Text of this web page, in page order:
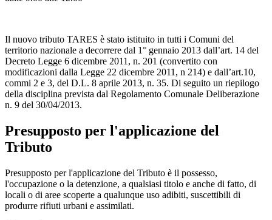
Il nuovo tributo TARES è stato istituito in tutti i Comuni del
territorio nazionale a decorrere dal 1° gennaio 2013 dall’art. 14 del
Decreto Legge 6 dicembre 2011, n. 201 (convertito con
modificazioni dalla Legge 22 dicembre 2011, n 214) e dall’art.10,
commi 2 e 3, del D.L. 8 aprile 2013, n. 35. Di seguito un riepilogo
della disciplina prevista dal Regolamento Comunale Deliberazione
n. 9 del 30/04/2013.
Presupposto per l'applicazione del
Tributo
Presupposto per l'applicazione del Tributo è il possesso,
l'occupazione o la detenzione, a qualsiasi titolo e anche di fatto, di
locali o di aree scoperte a qualunque uso adibiti, suscettibili di
produrre rifiuti urbani e assimilati.